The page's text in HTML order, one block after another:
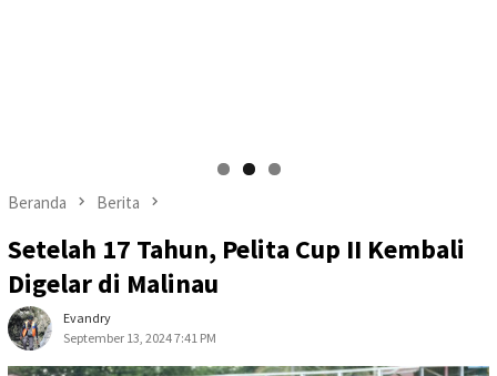
Beranda Berita
Setelah 17 Tahun, Pelita Cup II Kembali
Digelar di Malinau
Evandry
September 13, 2024 7:41 PM